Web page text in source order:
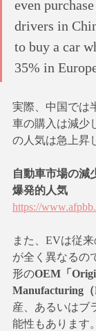
even
drivers in
to buy a car
35% in
実際、中国では
車の購入は減少
の人気は急上昇
自動車市場の減
爆発的人気
https://
また、EVは従
が全く異なるの
形のOEM「
Manufacturing（
産、あるいはブ
能性もあります